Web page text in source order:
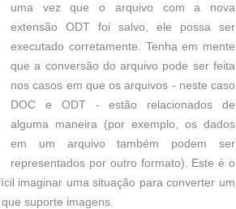
uma vez que o arquivo com a nova
extensão ODT foi salvo, ele possa ser
executado corretamente. Tenha em mente
que a conversão do arquivo pode ser feita
nos casos em que os arquivos - neste caso
DOC e ODT - estão relacionados de
alguma maneira (por exemplo, os dados
em um arquivo também podem ser
representados por outro formato). Este é o
imaginar uma situação para converter um
suporte imagens.